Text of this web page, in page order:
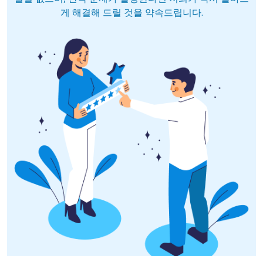
게 해결해 드릴 것을 약속드립니다.